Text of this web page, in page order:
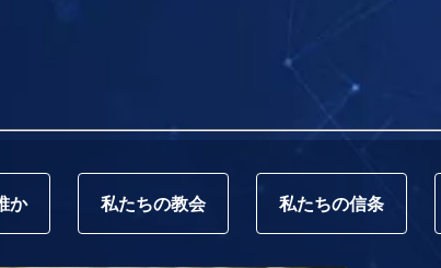
か 私たちの教会 私たちの信条